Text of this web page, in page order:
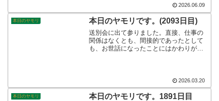
た。現地へ着いた頃には止んでおりまし
たが、一抹の不安が残る行き道でした
ね。そんなこんなで、本日のヤモリで
す。
2026.06.09
本日のヤモリ 本日のヤモリです。(2093日目)
送別会に出て参りました。直接、仕事の
関係はなくとも、間接的であったとして
も、お世話になったことにはかわりがあ
難しい世の中ですね。そんなこんなで、
本日のヤモリです。
2026.03.20
本日のヤモリ 本日のヤモリです。1891日目